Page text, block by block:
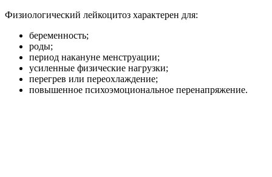
Физиологический лейкоцитоз характерен для:
беременность;
роды;
период накануне менструации;
усиленные физические нагрузки;
перегрев или переохлаждение;
повышенное психоэмоциональное перенапряжение.